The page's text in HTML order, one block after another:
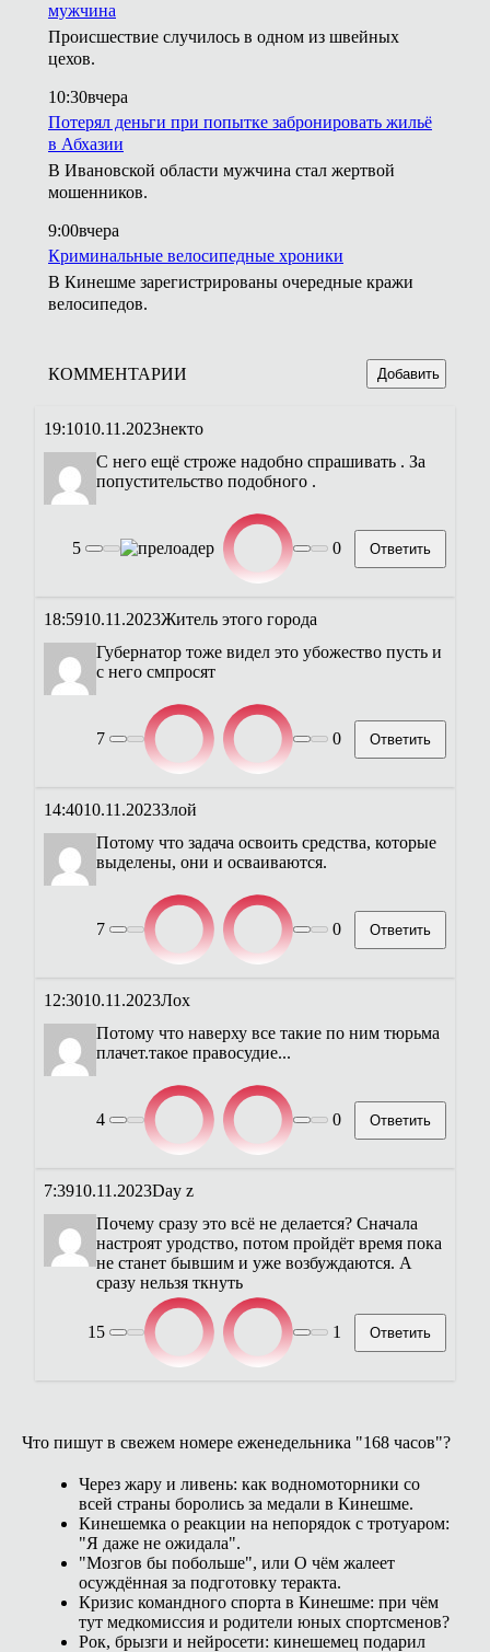
мужчина
Происшествие случилось в одном из швейных
цехов.
10:30вчера
Потерял деньги при попытке забронировать жильё
в Абхазии
В Ивановской области мужчина стал жертвой
мошенников.
9:00вчера
Криминальные велосипедные хроники
В Кинешме зарегистрированы очередные кражи
велосипедов.
КОММЕНТАРИИ Добавить
19:1010.11.2023некто
С него ещё строже надобно спрашивать . За
попустительство подобного .
5 0 Ответить
18:5910.11.2023Житель этого города
Губернатор тоже видел это убожество пусть и
с него смпросят
7 0 Ответить
14:4010.11.2023Злой
Потому что задача освоить средства, которые
выделены, они и осваиваются.
7 0 Ответить
12:3010.11.2023Лох
Потому что наверху все такие по ним тюрьма
плачет.такое правосудие...
4 0 Ответить
7:3910.11.2023Day z
Почему сразу это всё не делается? Сначала
настроят уродство, потом пройдёт время пока
не станет бывшим и уже возбуждаются. А
сразу нельзя ткнуть
15 1 Ответить
Что пишут в свежем номере еженедельника "168 часов"?
Через жару и ливень: как водномоторники со
всей страны боролись за медали в Кинешме.
Кинешемка о реакции на непорядок с тротуаром:
"Я даже не ожидала".
"Мозгов бы побольше", или О чём жалеет
осуждённая за подготовку теракта.
Кризис командного спорта в Кинешме: при чём
тут медкомиссия и родители юных спортсменов?
Рок, брызги и нейросети: кинешемец подарил